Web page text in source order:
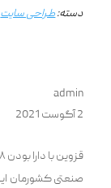
دسته:طراحی سایت
admin
2 آگوست 2021
صنعتی کشورمان